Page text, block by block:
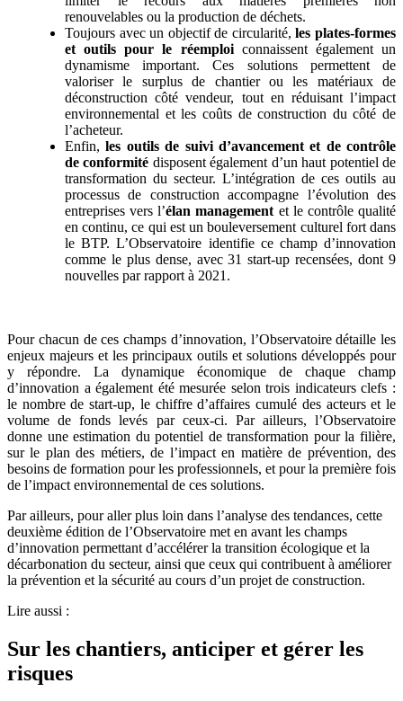
renouvelables ou la production de déchets.
Toujours avec un objectif de circularité,les plates-formes
et outils pour le réemploi connaissent également un
dynamisme important. Ces solutions permettent de
valoriser le surplus de chantier ou les matériaux de
déconstruction côté vendeur, tout en réduisant l’impact
environnemental et les coûts de construction du côté de
l’acheteur.
Enfin,les outils de suivi d’avancement et de contrôle
de conformité disposent également d’un haut potentiel de
transformation du secteur. L’intégration de ces outils au
processus de construction accompagne l’évolution des
entreprises vers l’élan management et le contrôle qualité
en continu, ce qui est un bouleversement culturel fort dans
le BTP. L’Observatoire identifie ce champ d’innovation
comme le plus dense, avec 31 start-up recensées, dont 9
nouvelles par rapport à 2021.
Pour chacun de ces champs d’innovation, l’Observatoire détaille les
enjeux majeurs et les principaux outils et solutions développés pour
y répondre. La dynamique économique de chaque champ
d’innovation a également été mesurée selon trois indicateurs clefs :
le nombre de start-up, le chiffre d’affaires cumulé des acteurs et le
volume de fonds levés par ceux-ci. Par ailleurs, l’Observatoire
donne une estimation du potentiel de transformation pour la filière,
sur le plan des métiers, de l’impact en matière de prévention, des
besoins de formation pour les professionnels, et pour la première fois
de l’impact environnemental de ces solutions.
Par ailleurs, pour aller plus loin dans l’analyse des tendances, cette
deuxième édition de l’Observatoire met en avant les champs
d’innovation permettant d’accélérer la transition écologique et la
décarbonation du secteur, ainsi que ceux qui contribuent à améliorer
la prévention et la sécurité au cours d’un projet de construction.
Lire aussi :
Sur les chantiers, anticiper et gérer les
risques